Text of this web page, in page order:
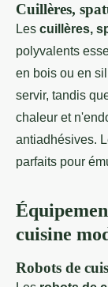
Cuillères,
Les cuillères,
polyvalents
en bois ou en
servir, tandis
chaleur et
antiadhésives.
parfaits pour
cuisine
Robots de